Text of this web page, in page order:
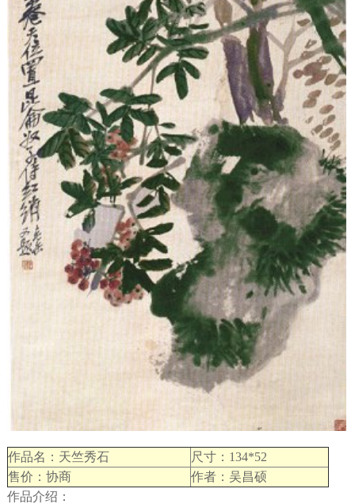
作品名：天竺秀石
尺寸：134*52
售价：协商
作者：吴昌硕
作品介绍：